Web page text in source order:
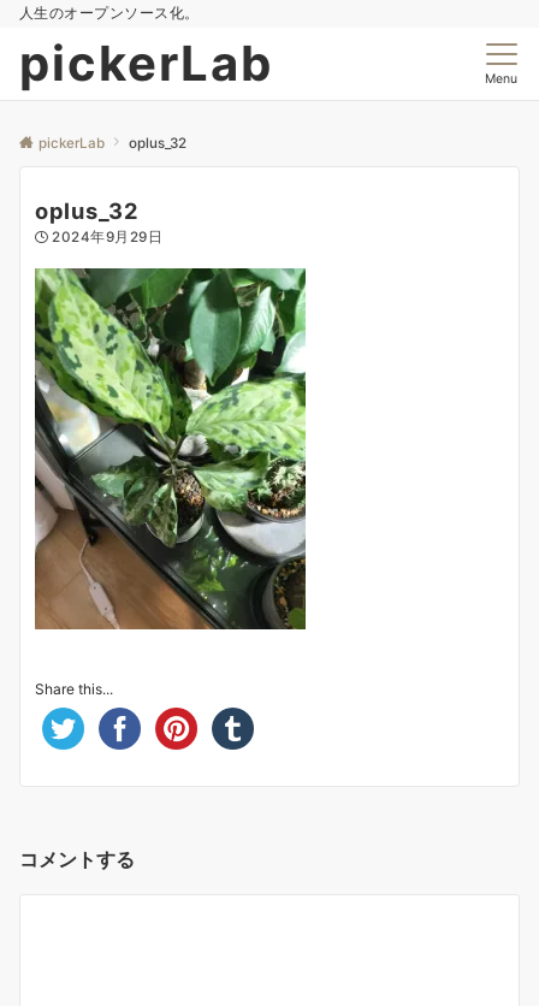
人生のオープンソース化。
pickerLab Menu
pickerLab oplus_32
oplus_32
2024年9月29日
Share this...
コメントする